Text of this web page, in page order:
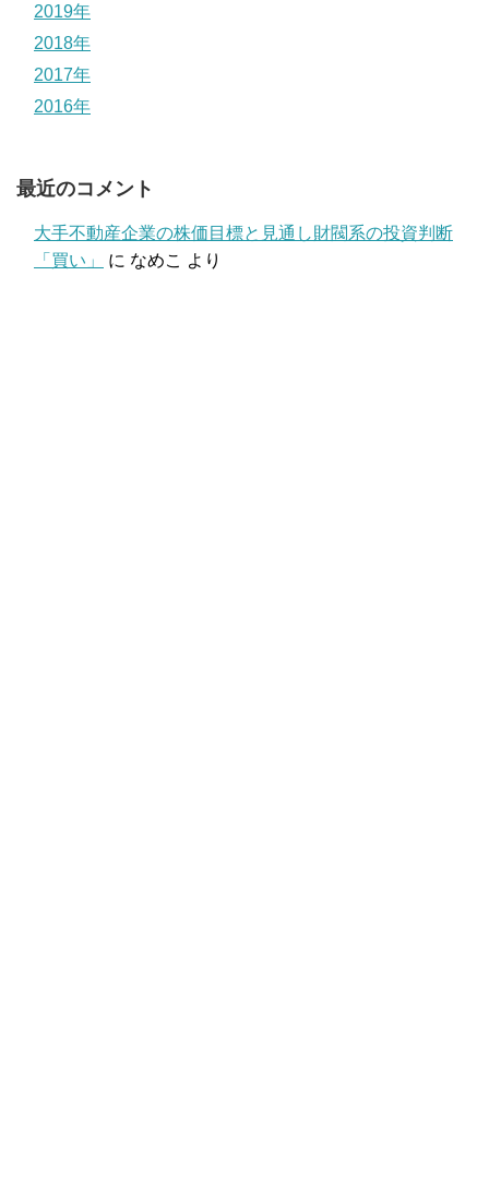
2019年
2018年
2017年
2016年
最近のコメント
大手不動産企業の株価目標と見通し財閥系の投資判断
「買い」
に なめこ より